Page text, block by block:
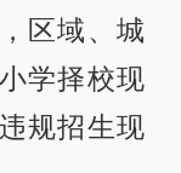
区域、城
学择校现
规招生现